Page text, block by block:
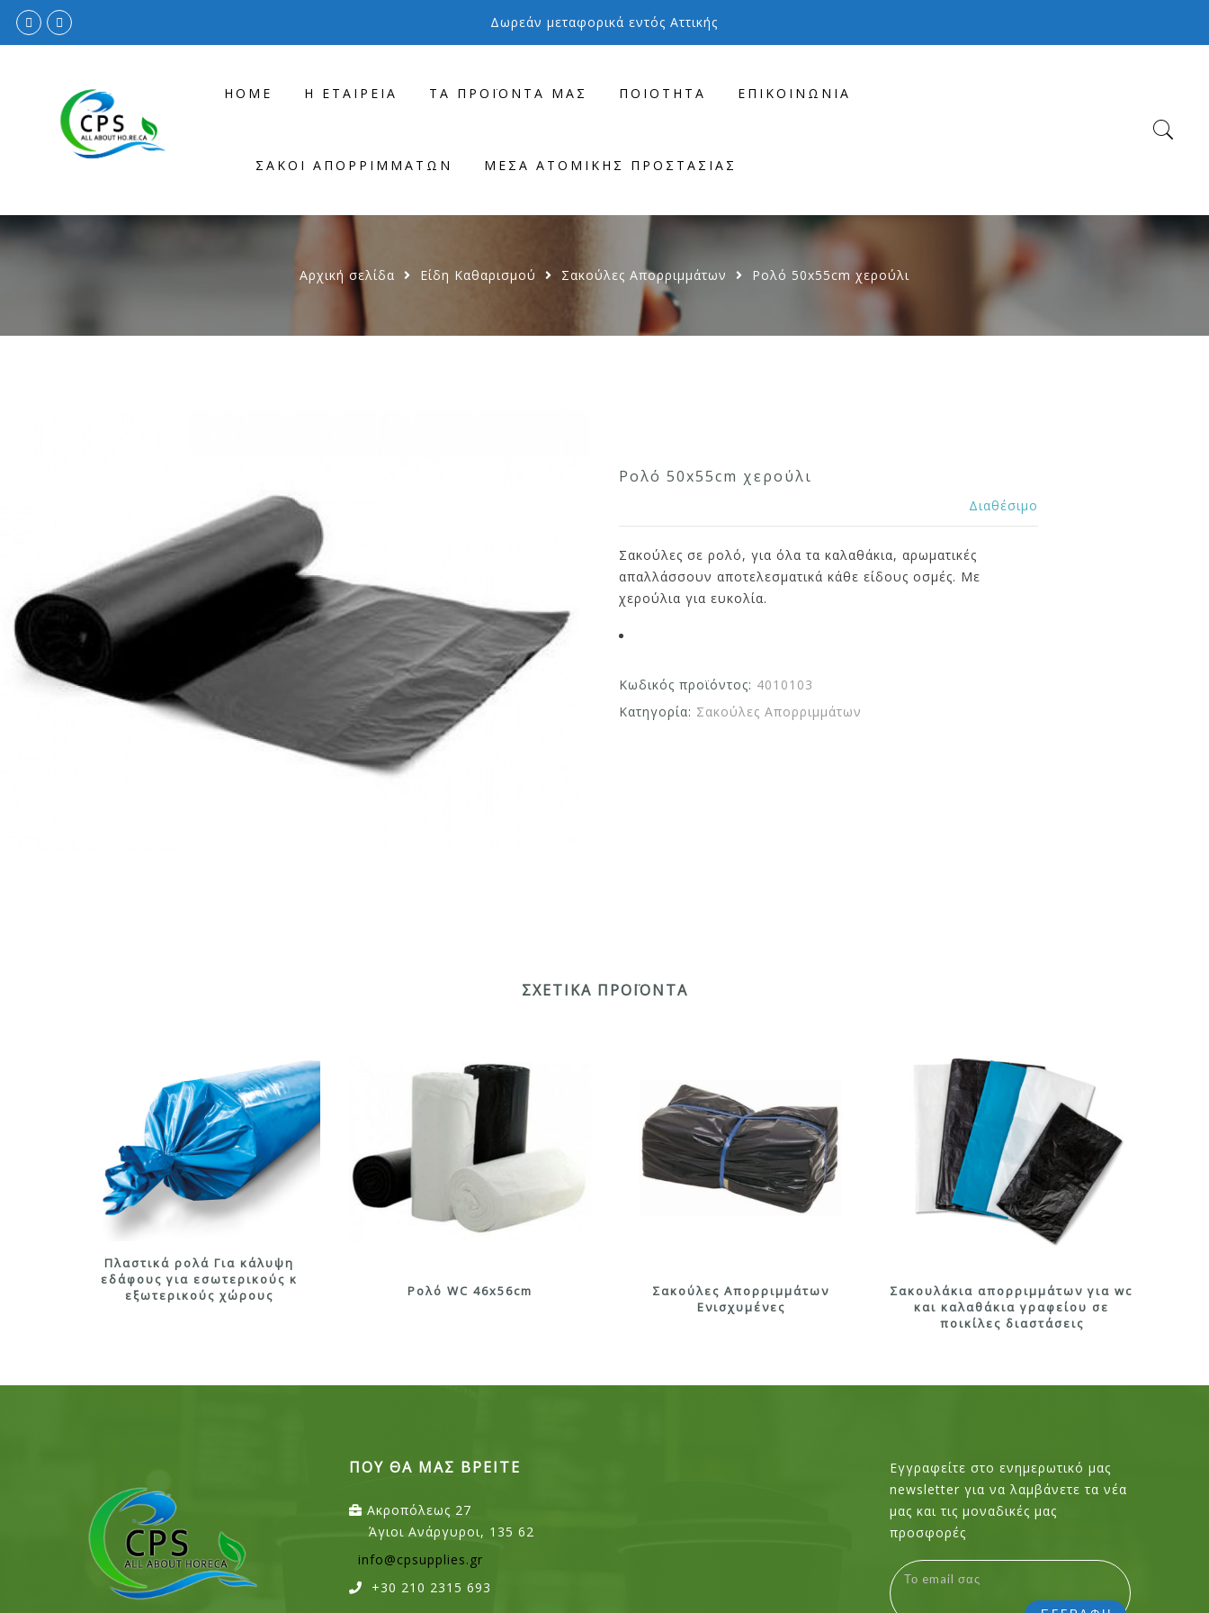
Δωρεάν μεταφορικά εντός Αττικής
HOME Η ΕΤΑΙΡΕΊΑ ΤΑ ΠΡΟΪΌΝΤΑ ΜΑΣ ΠΟΙΌΤΗΤΑ ΕΠΙΚΟΙΝΩΝΊΑ
ΣΆΚΟΙ ΑΠΟΡΡΙΜΜΆΤΩΝ ΜΈΣΑ ΑΤΟΜΙΚΉΣ ΠΡΟΣΤΑΣΊΑΣ
Αρχική σελίδα Είδη Καθαρισμού Σακούλες Απορριμμάτων Ρολό 50x55cm χερούλι
Ρολό 50x55cm χερούλι
Διαθέσιμο
Σακούλες σε ρολό, για όλα τα καλαθάκια, αρωματικές
απαλλάσσουν αποτελεσματικά κάθε είδους οσμές. Με
χερούλια για ευκολία.
Κωδικός προϊόντος: 4010103
Κατηγορία: Σακούλες Απορριμμάτων
ΣΧΕΤΙΚΆ ΠΡΟΪΌΝΤΑ
Πλαστικά ρολά Για κάλυψη
εδάφους για εσωτερικούς κ
εξωτερικούς χώρους
Ρολό WC 46x56cm
Σακούλες Απορριμμάτων
Ενισχυμένες
Σακουλάκια απορριμμάτων για wc
και καλαθάκια γραφείου σε
ποικίλες διαστάσεις
ΠΟΥ ΘΑ ΜΑΣ ΒΡΕΙΤΕ
Ακροπόλεως 27
Άγιοι Ανάργυροι, 135 62
info@cpsupplies.gr
+30 210 2315 693
Εγγραφείτε στο ενημερωτικό μας
newsletter για να λαμβάνετε τα νέα
μας και τις μοναδικές μας
προσφορές